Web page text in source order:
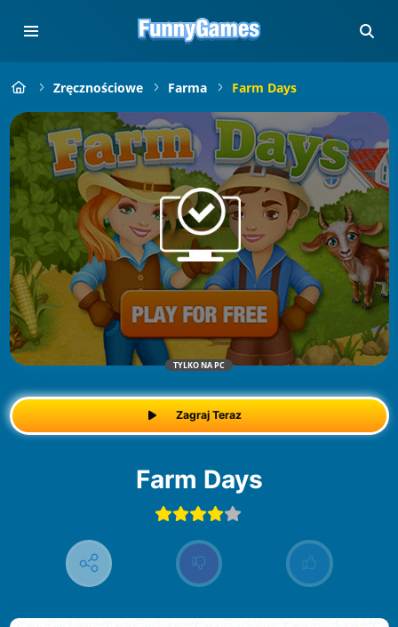
Zręcznościowe Farma Farm Days
TYLKO NA PC
Zagraj Teraz
Farm Days